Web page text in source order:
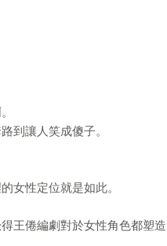
到讓人笑成傻子。
女性定位就是如此。
王倦編劇對於女性角色都塑造